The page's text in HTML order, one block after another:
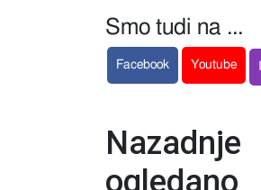
Smo tudi na ...
Facebook Youtube
Nazadnje
ogledano